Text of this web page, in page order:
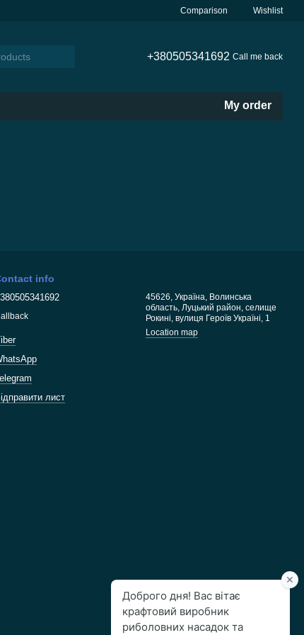
Comparison Wishlist
+380505341692 Call me back
My order
info
лист
45626, Україна, Волинська
область, Луцький район, селище
Рокині, вулиця Героїв Україні, 1
Location map